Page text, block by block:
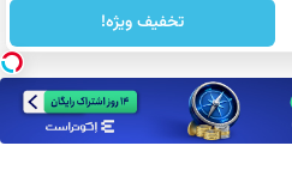
تخفیف ویژه!
پرسرعتافیکس هاست